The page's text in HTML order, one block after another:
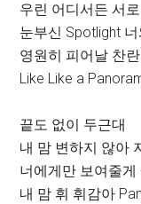
우린 어디서든 서
눈부신 Spotlight 너
영원히 피어날 찬
Like Like a
끝도 없이 두근대
내 맘 변하지 않아
너에게만 보여줄
내 맘 휘 휘감아